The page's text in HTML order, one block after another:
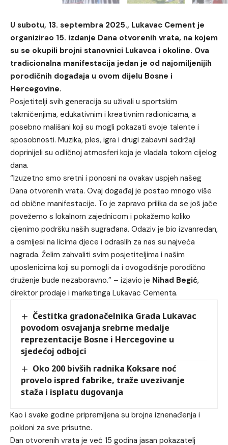
U subotu, 13. septembra 2025., Lukavac Cement je
organizirao 15. izdanje Dana otvorenih vrata, na kojem
su se okupili brojni stanovnici Lukavca i okoline. Ova
tradicionalna manifestacija jedan je od najomiljenijih
porodičnih događaja u ovom dijelu Bosne i
Hercegovine.
Posjetitelji svih generacija su uživali u sportskim
takmičenjima, edukativnim i kreativnim radionicama, a
posebno mališani koji su mogli pokazati svoje talente i
sposobnosti. Muzika, ples, igra i drugi zabavni sadržaji
doprinijeli su odličnoj atmosferi koja je vladala tokom cijelog
dana.
“Izuzetno smo sretni i ponosni na ovakav uspjeh našeg
Dana otvorenih vrata. Ovaj događaj je postao mnogo više
od obične manifestacije. To je zapravo prilika da se još jače
povežemo s lokalnom zajednicom i pokažemo koliko
cijenimo podršku naših sugrađana. Odaziv je bio izvanredan,
a osmijesi na licima djece i odraslih za nas su najveća
nagrada. Želim zahvaliti svim posjetiteljima i našim
uposlenicima koji su pomogli da i ovogodišnje porodično
druženje bude nezaboravno.” – izjavio je Nihad Begić,
direktor prodaje i marketinga Lukavac Cementa.
Čestitka gradonačelnika Grada Lukavac
povodom osvajanja srebrne medalje
reprezentacije Bosne i Hercegovine u
sjedećoj odbojci
Oko 200 bivših radnika Koksare noć
provelo ispred fabrike, traže uvezivanje
staža i isplatu dugovanja
Kao i svake godine pripremljena su brojna iznenađenja i
pokloni za sve prisutne.
Dan otvorenih vrata je već 15 godina jasan pokazatelj